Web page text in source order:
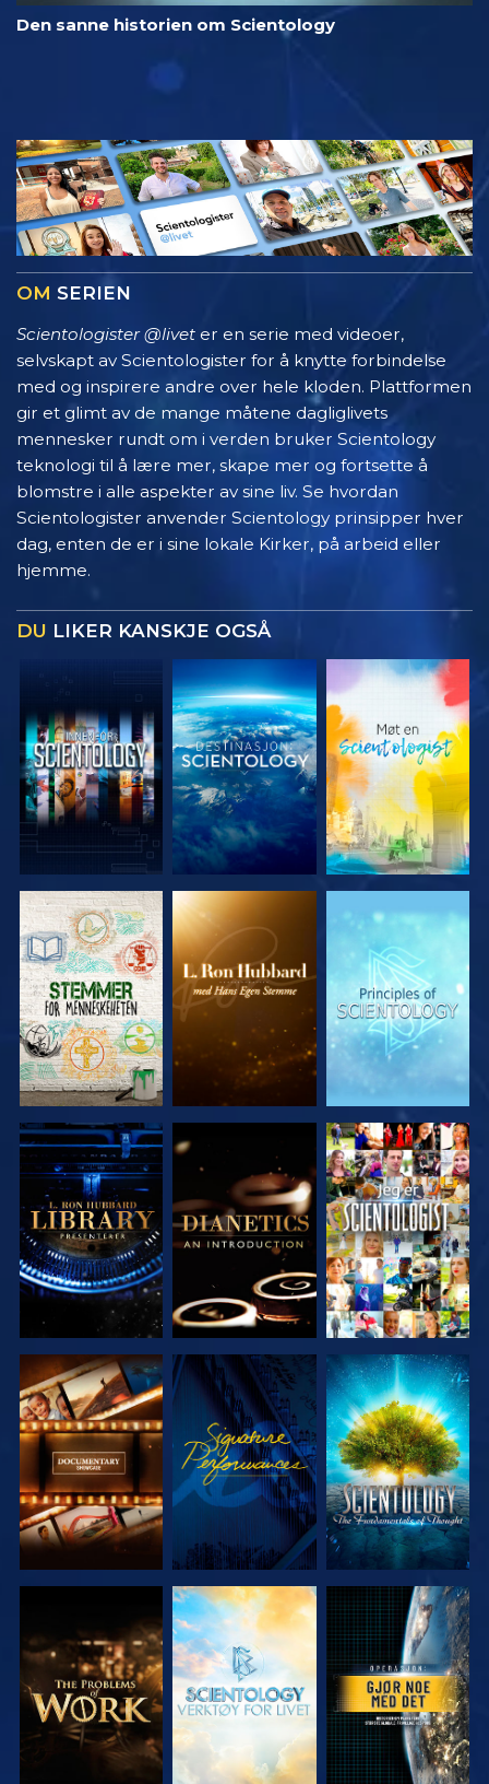
Den sanne historien om Scientology
OM SERIEN
Scientologister @livet er en serie med videoer,
selvskapt av Scientologister for å knytte forbindelse
med og inspirere andre over hele kloden. Plattformen
gir et glimt av de mange måtene dagliglivets
mennesker rundt om i verden bruker Scientology
teknologi til å lære mer, skape mer og fortsette å
blomstre i alle aspekter av sine liv. Se hvordan
Scientologister anvender Scientology prinsipper hver
dag, enten de er i sine lokale Kirker, på arbeid eller
hjemme.
DU LIKER KANSKJE OGSÅ
UTFORSK
SERIEN
UTFORSK
SERIEN
UTFORSK
SERIEN
UTFORSK
SERIEN
UTFORSK
SERIEN
SE
UTFORSK
SERIEN
SE
UTFORSK
SERIEN
UTFORSK
SERIEN
UTFORSK
SERIEN
SE